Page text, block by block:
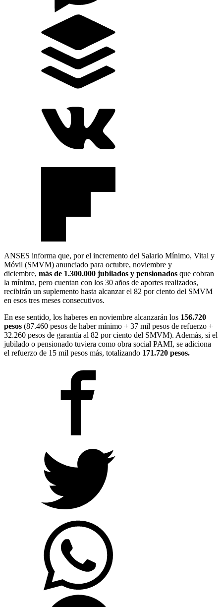
ANSES informa que, por el incremento del Salario Mínimo, Vital y
Móvil (SMVM) anunciado para octubre, noviembre y
diciembre, más de 1.300.000 jubilados y pensionados que cobran
la mínima, pero cuentan con los 30 años de aportes realizados,
recibirán un suplemento hasta alcanzar el 82 por ciento del SMVM
en esos tres meses consecutivos.
En ese sentido, los haberes en noviembre alcanzarán los 156.720
pesos (87.460 pesos de haber mínimo + 37 mil pesos de refuerzo +
32.260 pesos de garantía al 82 por ciento del SMVM). Además, si el
jubilado o pensionado tuviera como obra social PAMI, se adiciona
el refuerzo de 15 mil pesos más, totalizando 171.720 pesos.